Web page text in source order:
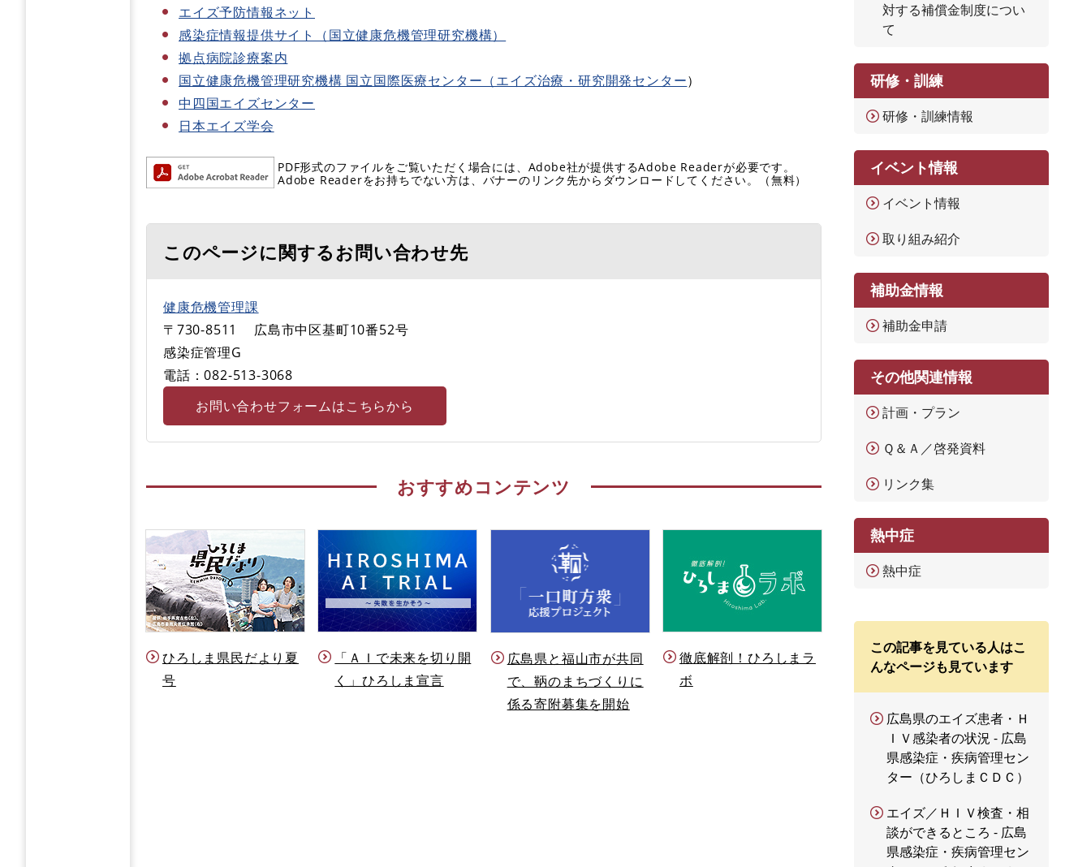
エイズ予防情報ネット
感染症情報提供サイト（国立健康危機管理研究機構）
拠点病院診療案内
国立健康危機管理研究機構 国立国際医療センター（エイズ治療・研究開発センター）
中四国エイズセンター
日本エイズ学会
PDF形式のファイルをご覧いただく場合には、Adobe社が提供するAdobe Readerが必要です。
Adobe Readerをお持ちでない方は、バナーのリンク先からダウンロードしてください。（無料）
このページに関するお問い合わせ先
健康危機管理課
〒730-8511
広島市中区基町10番52号
感染症管理G
電話：082-513-3068
お問い合わせフォームはこちらから
おすすめコンテンツ
ひろしま県民だより夏
号
「ＡＩで未来を切り開
く」ひろしま宣言
広島県と福山市が共同
で、鞆のまちづくりに
係る寄附募集を開始
徹底解剖！ひろしまラ
ボ
対する補償金制度につい
て
研修・訓練
研修・訓練情報
イベント情報
イベント情報
取り組み紹介
補助金情報
補助金申請
その他関連情報
計画・プラン
Ｑ＆Ａ／啓発資料
リンク集
熱中症
熱中症
この記事を見ている人はこ
んなページも見ています
広島県のエイズ患者・Ｈ
ＩＶ感染者の状況 - 広島
県感染症・疾病管理セン
ター（ひろしまＣＤＣ）
エイズ／ＨＩＶ検査・相
談ができるところ - 広島
県感染症・疾病管理セン